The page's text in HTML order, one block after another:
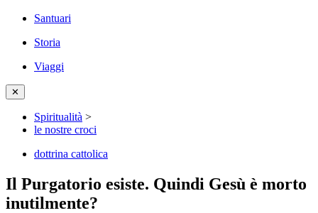
Santuari
Storia
Viaggi
✕
Spiritualità >
le nostre croci
dottrina cattolica
Il Purgatorio esiste. Quindi Gesù è morto
inutilmente?